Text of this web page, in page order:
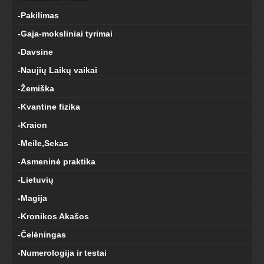
-Pakilimas
-Gaja-moksliniai tyrimai
-Davsine
-Naujių Laikų vaikai
-Žemiška
-Kvantine fizika
-Kraion
-Meile,Sekas
-Asmeninė praktika
-Lietuvių
-Magija
-Kronikos Akašos
-Čelėningas
-Numerologija ir testai